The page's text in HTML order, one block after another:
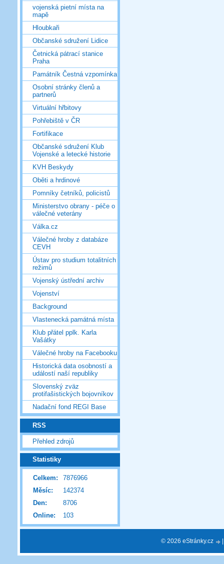
vojenská pietní místa na
mapě
Hloubkaři
Občanské sdružení Lidice
Četnická pátrací stanice
Praha
Památník Čestná vzpomínka
Osobní stránky členů a
partnerů
Virtuální hřbitovy
Pohřebiště v ČR
Fortifikace
Občanské sdružení Klub
Vojenské a letecké historie
KVH Beskydy
Oběti a hrdinové
Pomníky četníků, policistů
Ministerstvo obrany - péče o
válečné veterány
Válka.cz
Válečné hroby z databáze
CEVH
Ústav pro studium totalitních
režimů
Vojenský ústřední archiv
Vojenství
Background
Vlastenecká památná místa
Klub přátel pplk. Karla
Vašátky
Válečné hroby na Facebooku
Historická data osobností a
událostí naší republiky
Slovenský zväz
protifašistických bojovníkov
Nadační fond REGI Base
RSS
Přehled zdrojů
Statistiky
Online: 103
Celkem:
7876966
Měsíc:
142374
Den:
8706
© 2026 eStránky.cz